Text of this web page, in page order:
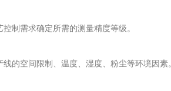
制需求确定所需的测量精度等级。
线的空间限制、温度、湿度、粉尘等环境因素